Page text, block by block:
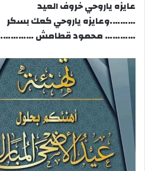
عايزه ياروحي خروف العيد
……….وعايزه ياروحي كعك بسكر
………… محمود قطامش ………….